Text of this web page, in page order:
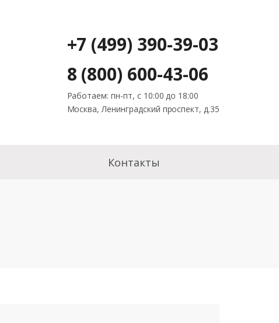
+7 (499) 390-39-03
8 (800) 600-43-06
Работаем: пн-пт, с 10:00 до 18:00
Москва, Ленинградский проспект, д.35
Контакты